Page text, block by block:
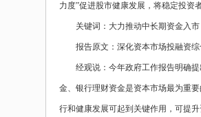
力度”促进股市健康发展，将稳定投资
关键词：大力推动中长期资金入市
报告原文：深化资本市场投融资
经观说：今年政府工作报告明确
金、银行理财资金是资本市场最为重
行和健康发展可起到关键作用，可提